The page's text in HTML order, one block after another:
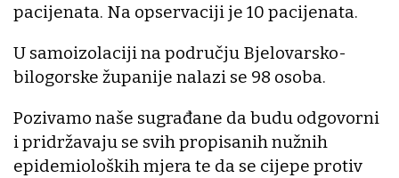
pacijenata. Na opservaciji je 10 pacijenata.
U samoizolaciji na području Bjelovarsko-
bilogorske županije nalazi se 98 osoba.
Pozivamo naše sugrađane da budu odgovorni
i pridržavaju se svih propisanih nužnih
epidemioloških mjera te da se cijepe protiv